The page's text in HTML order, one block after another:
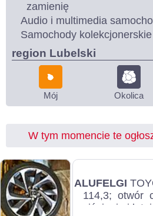
zamienię
Audio i multimedia
Samochody
region Lubelski
Mój Okolica
W tym momencie te
ALUFELGI
114,3; otwór
ciśnienia i